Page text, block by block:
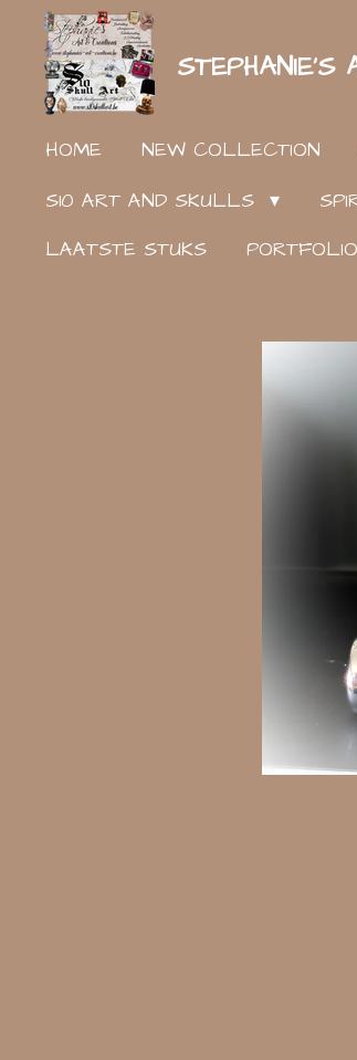
direct
naar
HOME NEW COLLECTION
S10 ART AND SKULLS
LAATSTE STUKS